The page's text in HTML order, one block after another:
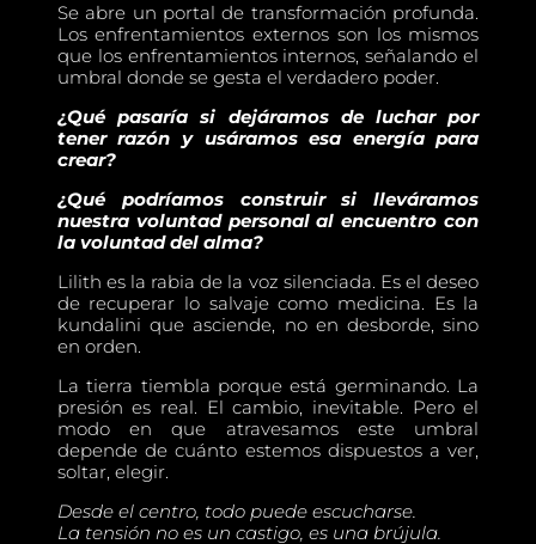
Se abre un portal de transformación profunda.
Los enfrentamientos externos son los mismos
que los enfrentamientos internos, señalando el
umbral donde se gesta el verdadero poder.
¿Qué pasaría si dejáramos de luchar por
tener razón y usáramos esa energía para
crear?
¿Qué podríamos construir si lleváramos
nuestra voluntad personal al encuentro con
la voluntad del alma?
Lilith es la rabia de la voz silenciada. Es el deseo
de recuperar lo salvaje como medicina. Es la
kundalini que asciende, no en desborde, sino
en orden.
La tierra tiembla porque está germinando. La
presión es real. El cambio, inevitable. Pero el
modo en que atravesamos este umbral
depende de cuánto estemos dispuestos a ver,
soltar, elegir.
Desde el centro, todo puede escucharse.
La tensión no es un castigo, es una brújula.